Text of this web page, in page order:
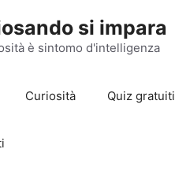
si impara
è sintomo d'intelligenza
Curiosità Quiz gratuiti